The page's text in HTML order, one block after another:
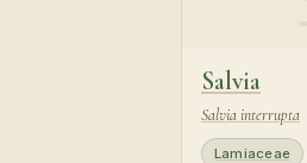
Salvia
Salvia interrupta
Lamiaceae